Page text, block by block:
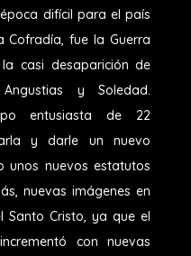
difícil para el país
Cofradía, fue la Guerra
casi desaparición de
y Soledad.
entusiasta de 22
y darle un nuevo
unos nuevos estatutos
nuevas imágenes en
Santo Cristo, ya que el
con nuevas